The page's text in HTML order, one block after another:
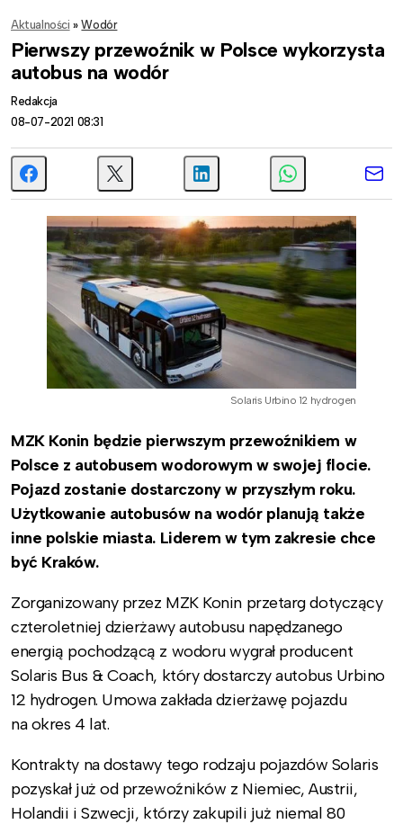
Aktualności » Wodór
Pierwszy przewoźnik w Polsce wykorzysta
autobus na wodór
Redakcja
08-07-2021 08:31
Solaris Urbino 12 hydrogen
MZK Konin będzie pierwszym przewoźnikiem w
Polsce z autobusem wodorowym w swojej flocie.
Pojazd zostanie dostarczony w przyszłym roku.
Użytkowanie autobusów na wodór planują także
inne polskie miasta. Liderem w tym zakresie chce
być Kraków.
Zorganizowany przez MZK Konin przetarg dotyczący
czteroletniej dzierżawy autobusu napędzanego
energią pochodzącą z wodoru wygrał producent
Solaris Bus & Coach, który dostarczy autobus Urbino
12 hydrogen. Umowa zakłada dzierżawę pojazdu
na okres 4 lat.
Kontrakty na dostawy tego rodzaju pojazdów Solaris
pozyskał już od przewoźników z Niemiec, Austrii,
Holandii i Szwecji, którzy zakupili już niemal 80